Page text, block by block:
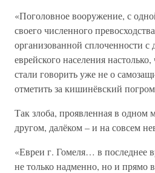
«Поголовное вооружение, с
своего численного
организованной сплоченности с
еврейского населения
стали говорить уже не о
отметить за кишинёвский
Так злоба, проявленная в одном
другом, далёком – и на совсем
«Евреи г. Гомеля… в последнее
не только надменно, но и прямо